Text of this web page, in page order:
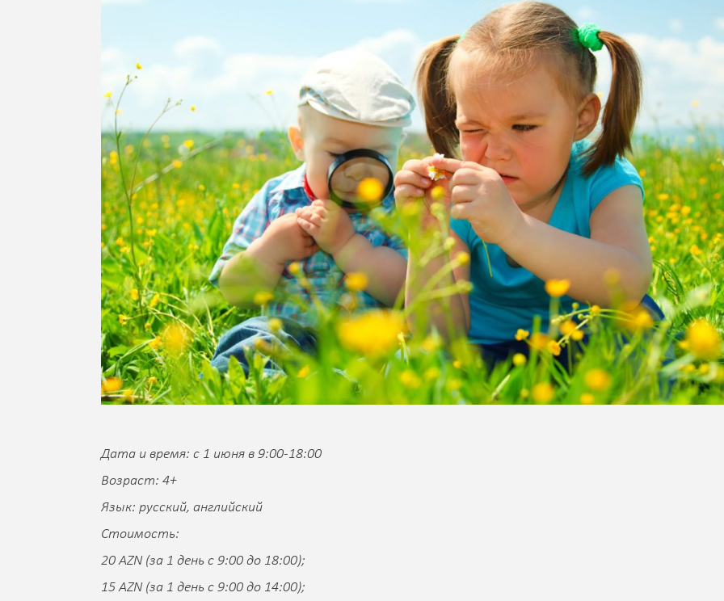
Дата и время: с 1 июня в 9:00-18:00
Возраст: 4+
Язык: русский, английский
Стоимость:
20 AZN (за 1 день с 9:00 до 18:00);
15 AZN (за 1 день с 9:00 до 14:00);